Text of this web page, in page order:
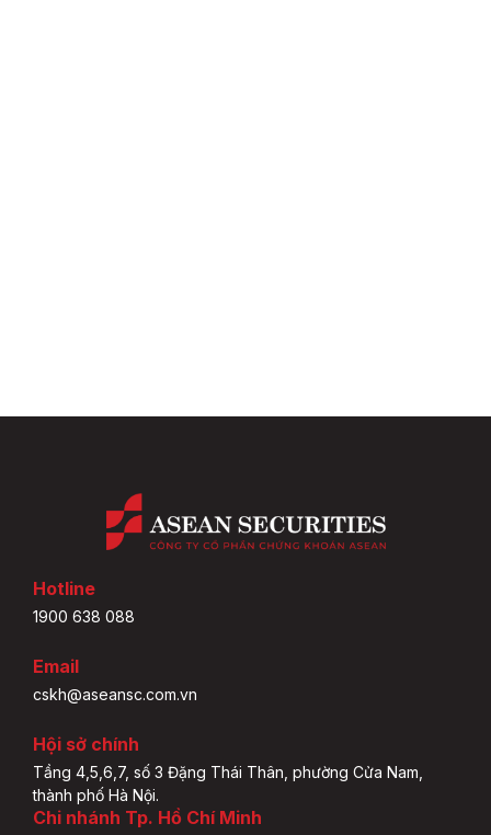
Hotline
1900 638 088
Email
cskh@aseansc.com.vn
Hội sở chính
Tầng 4,5,6,7, số 3 Đặng Thái Thân, phường Cửa Nam,
thành phố Hà Nội.
Chi nhánh Tp. Hồ Chí Minh